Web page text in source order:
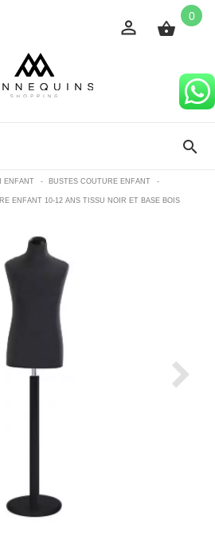
0
ENFANT - BUSTES COUTURE ENFANT -
ENFANT 10-12 ANS TISSU NOIR ET BASE BOIS